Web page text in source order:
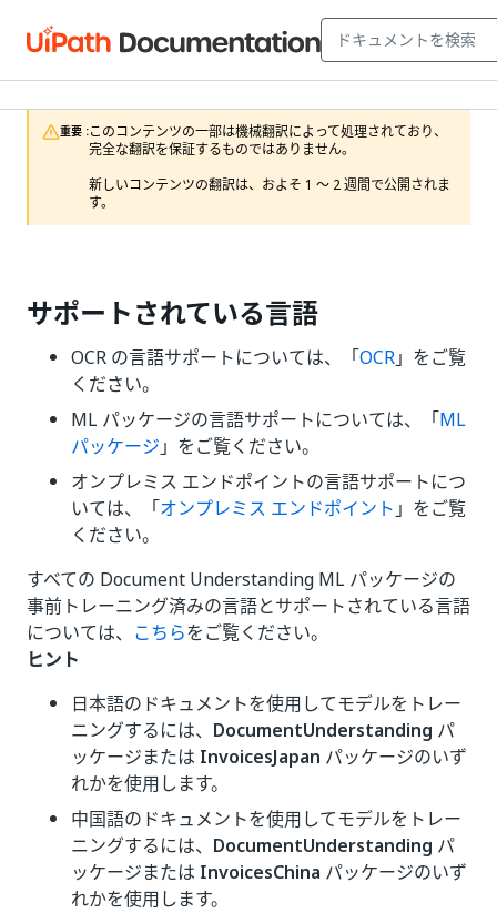
重要 :このコンテンツの一部は機械翻訳によって処理されており、
完全な翻訳を保証するものではありません。
新しいコンテンツの翻訳は、およそ 1 ～ 2 週間で公開されま
す。
サポートされている言語
OCR の言語サポートについては、「OCR」をご覧
ください。
ML パッケージの言語サポートについては、「ML
パッケージ 」をご覧ください。
オンプレミス エンドポイントの言語サポートにつ
いては、「オンプレミス エンドポイント 」をご覧
ください。
すべての Document Understanding ML パッケージの
事前トレーニング済みの言語とサポートされている言語
については、 こちらをご覧ください。
ヒント
日本語のドキュメントを使用してモデルをトレー
ニングするには、 DocumentUnderstanding パ
ッケージまたは InvoicesJapan パッケージのいず
れかを使用します。
中国語のドキュメントを使用してモデルをトレー
ニングするには、 DocumentUnderstanding パ
ッケージまたは InvoicesChina パッケージのいず
れかを使用します。